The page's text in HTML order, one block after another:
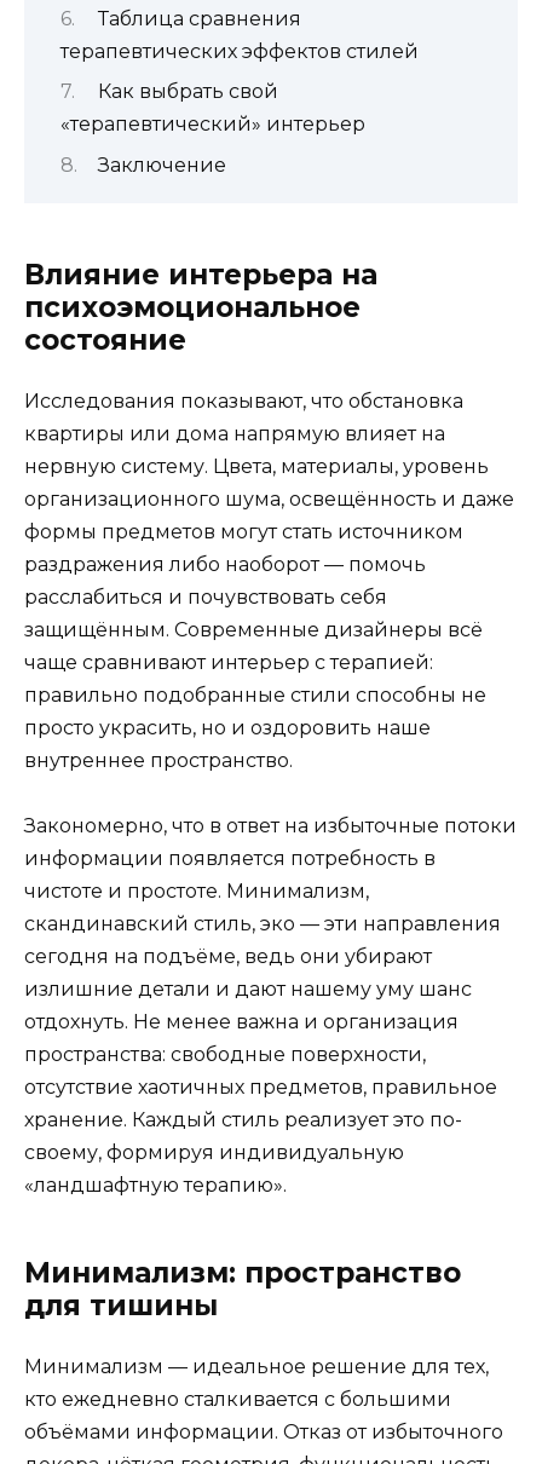
Таблица сравнения
терапевтических эффектов стилей
Как выбрать свой
«терапевтический» интерьер
Заключение
Влияние интерьера на
психоэмоциональное
состояние
Исследования показывают, что обстановка
квартиры или дома напрямую влияет на
нервную систему. Цвета, материалы, уровень
организационного шума, освещённость и даже
формы предметов могут стать источником
раздражения либо наоборот — помочь
расслабиться и почувствовать себя
защищённым. Современные дизайнеры всё
чаще сравнивают интерьер с терапией:
правильно подобранные стили способны не
просто украсить, но и оздоровить наше
внутреннее пространство.
Закономерно, что в ответ на избыточные потоки
информации появляется потребность в
чистоте и простоте. Минимализм,
скандинавский стиль, эко — эти направления
сегодня на подъёме, ведь они убирают
излишние детали и дают нашему уму шанс
отдохнуть. Не менее важна и организация
пространства: свободные поверхности,
отсутствие хаотичных предметов, правильное
хранение. Каждый стиль реализует это по-
своему, формируя индивидуальную
«ландшафтную терапию».
Минимализм: пространство
для тишины
Минимализм — идеальное решение для тех,
кто ежедневно сталкивается с большими
объёмами информации. Отказ от избыточного